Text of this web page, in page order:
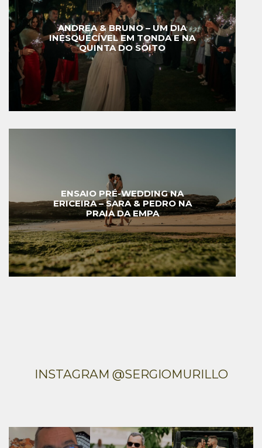
ANDREA & BRUNO – UM DIA
INESQUECÍVEL EM TONDA E NA
QUINTA DO SOITO
ENSAIO PRÉ-WEDDING NA
ERICEIRA – SARA & PEDRO NA
PRAIA DA EMPA
INSTAGRAM @SERGIOMURILLO